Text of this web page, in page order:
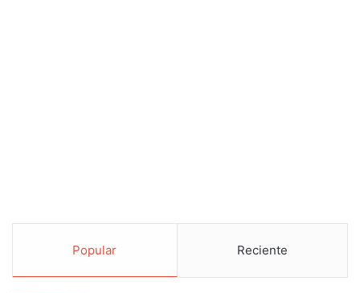
Popular Reciente